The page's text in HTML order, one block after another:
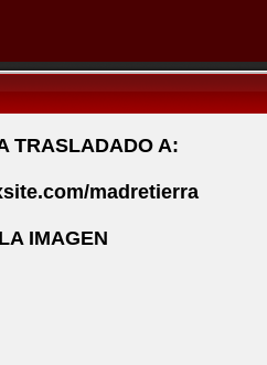
TRASLADADO A:
madretierra
IMAGEN